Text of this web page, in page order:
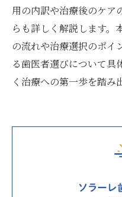
用の内訳や治療後のケア
らも詳しく解説します。
の流れや治療選択のポイ
る歯医者選びについて具
く治療への第一歩を踏み